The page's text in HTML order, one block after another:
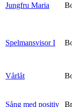
Jungfru Maria
Spelmansvisor I
Vårlåt
Sång med positiv